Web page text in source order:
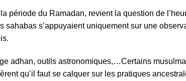
période du Ramadan, revient la question de
sahabas s’appuyaient uniquement sur une
adhan, outils astronomiques,…Certains
qu’il faut se calquer sur les pratiques